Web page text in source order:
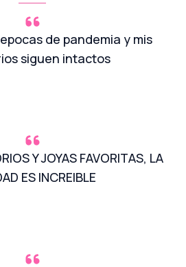
de pandemia y mis
siguen intactos
Y JOYAS FAVORITAS, LA
ES INCREIBLE